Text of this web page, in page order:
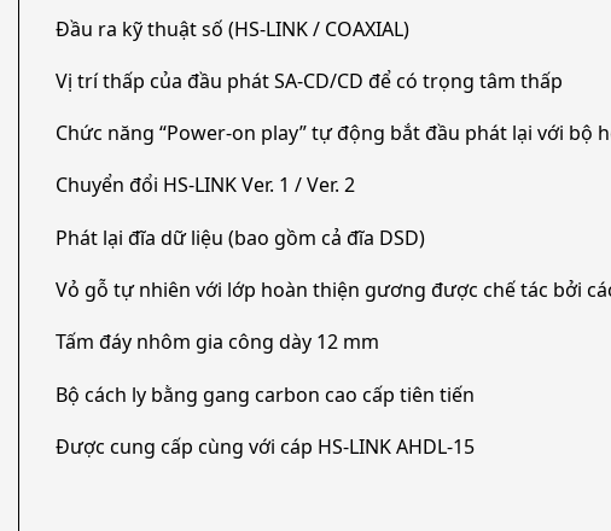
Đầu ra kỹ thuật số (HS-LINK / COAXIAL)
Vị trí thấp của đầu phát SA-CD/CD để có trọng tâm thấp
Chức năng “Power-on play” tự động bắt đầu phát lại với bộ
Chuyển đổi HS-LINK Ver. 1 / Ver. 2
Phát lại đĩa dữ liệu (bao gồm cả đĩa DSD)
Vỏ gỗ tự nhiên với lớp hoàn thiện gương được chế tác bởi
Tấm đáy nhôm gia công dày 12 mm
Bộ cách ly bằng gang carbon cao cấp tiên tiến
Được cung cấp cùng với cáp HS-LINK AHDL-15